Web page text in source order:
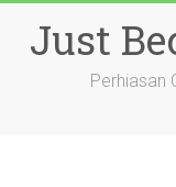
contentJust
Perhiasan